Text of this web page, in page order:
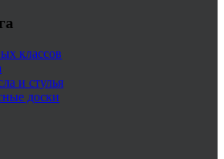
классов
и стулья
доски